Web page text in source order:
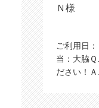
Ｎ様
ご利用日
当：大脇
ださい！